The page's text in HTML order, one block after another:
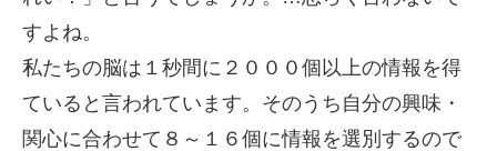
すよね。
私たちの脳は１秒間に２０００個以上の情報を得
ていると言われています。そのうち自分の興味・
関心に合わせて８～１６個に情報を選別するので